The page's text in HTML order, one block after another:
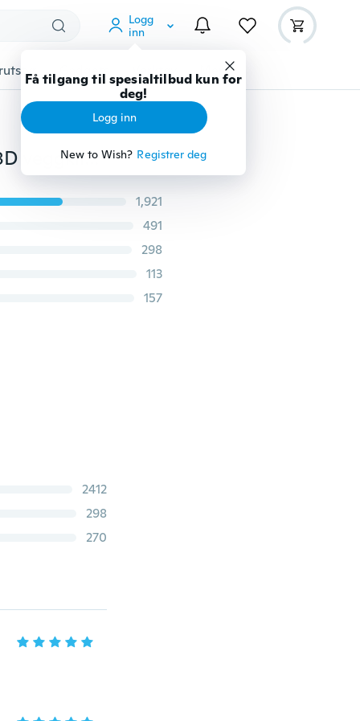
Logg
inn
Få tilgang til spesialtilbud kun for
deg!
Logg inn
New to Wish? Registrer deg
Gadgets Verktøy
50 * 50 cm Simulering ubåtvindu undervannsverden 3D veggklistremerker
1,921
491
298
113
157
2412
298
270